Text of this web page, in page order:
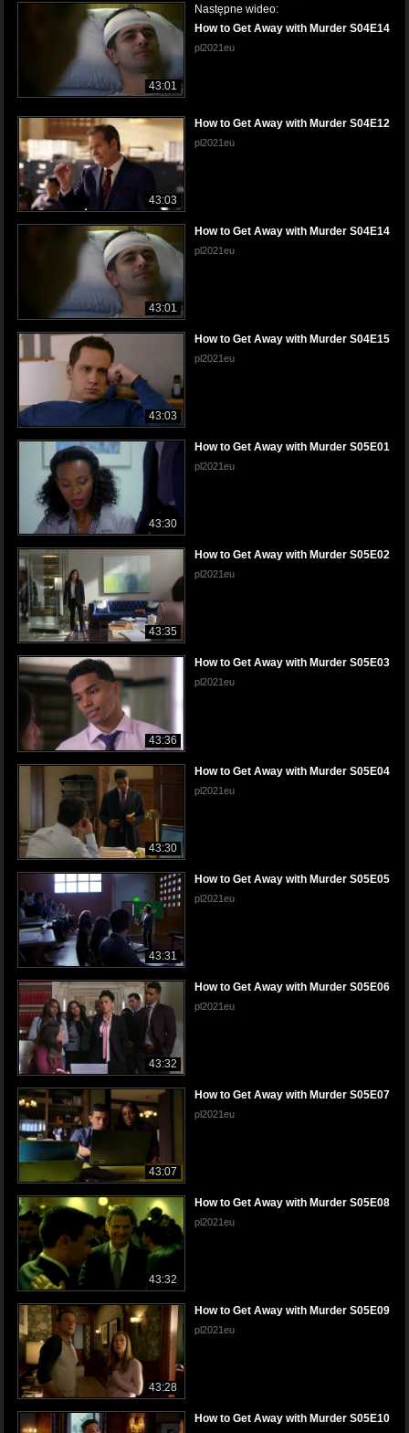
43:01
Następne wideo:
How to Get Away with Murder S04E14
pl2021eu
43:03
How to Get Away with Murder S04E12
pl2021eu
43:01
How to Get Away with Murder S04E14
pl2021eu
43:03
How to Get Away with Murder S04E15
pl2021eu
43:30
How to Get Away with Murder S05E01
pl2021eu
43:35
How to Get Away with Murder S05E02
pl2021eu
43:36
How to Get Away with Murder S05E03
pl2021eu
43:30
How to Get Away with Murder S05E04
pl2021eu
43:31
How to Get Away with Murder S05E05
pl2021eu
43:32
How to Get Away with Murder S05E06
pl2021eu
43:07
How to Get Away with Murder S05E07
pl2021eu
43:32
How to Get Away with Murder S05E08
pl2021eu
43:28
How to Get Away with Murder S05E09
pl2021eu
How to Get Away with Murder S05E10